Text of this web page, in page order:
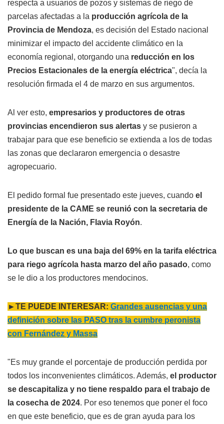
respecta a usuarios de pozos y sistemas de riego de
parcelas afectadas a la producción agrícola de la
Provincia de Mendoza, es decisión del Estado nacional
minimizar el impacto del accidente climático en la
economía regional, otorgando una reducción en los
Precios Estacionales de la energía eléctrica", decía la
resolución firmada el 4 de marzo en sus argumentos.
Al ver esto, empresarios y productores de otras
provincias encendieron sus alertas y se pusieron a
trabajar para que ese beneficio se extienda a los de todas
las zonas que declararon emergencia o desastre
agropecuario.
El pedido formal fue presentado este jueves, cuando el
presidente de la CAME se reunió con la secretaria de
Energía de la Nación, Flavia Royón.
Lo que buscan es una baja del 69% en la tarifa eléctrica
para riego agrícola hasta marzo del año pasado, como
se le dio a los productores mendocinos.
►TE PUEDE INTERESAR: Grandes ausencias y una
definición sobre las PASO tras la cumbre peronista
con Fernández y Massa
"Es muy grande el porcentaje de producción perdida por
todos los inconvenientes climáticos. Además, el productor
se descapitaliza y no tiene respaldo para el trabajo de
la cosecha de 2024. Por eso tenemos que poner el foco
en que este beneficio, que es de gran ayuda para los